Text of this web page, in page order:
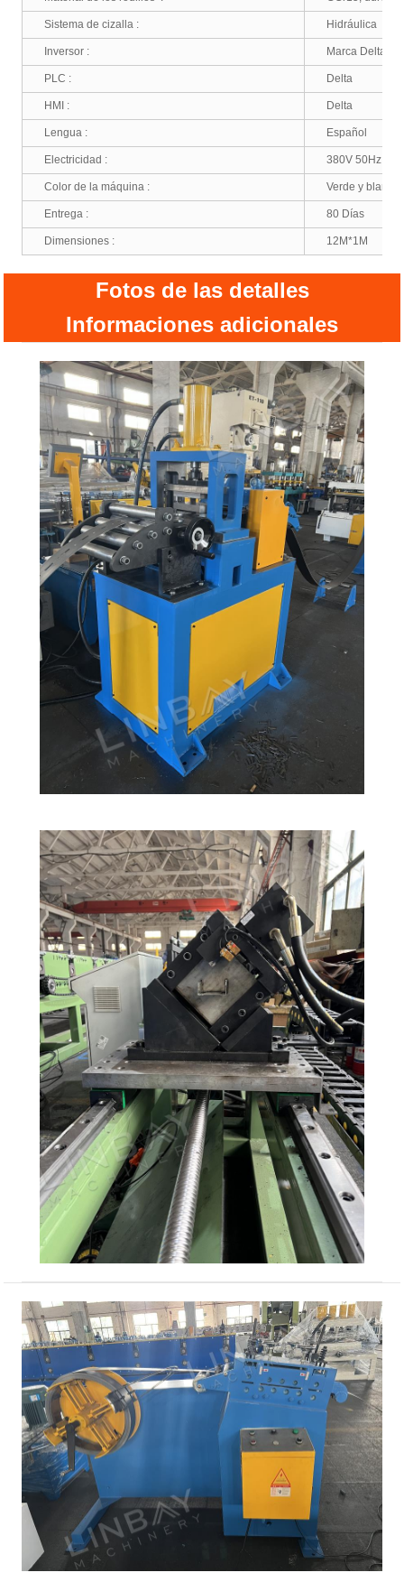
Sistema de cizalla : Hidráulica
Inversor : Marca Delta
PLC : Delta
HMI : Delta
Lengua : Español
Electricidad : 380V 50Hz
Color de la máquina : Verde y blanco
Entrega : 80 Días
Dimensiones : 12M*1M
Fotos de las detalles
Informaciones adicionales